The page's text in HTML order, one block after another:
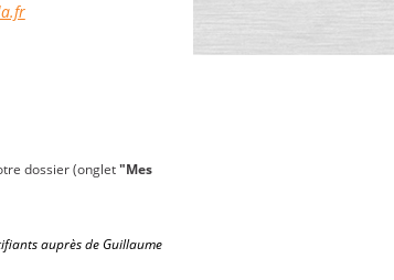
dossier (onglet"Mes
auprès de Guillaume